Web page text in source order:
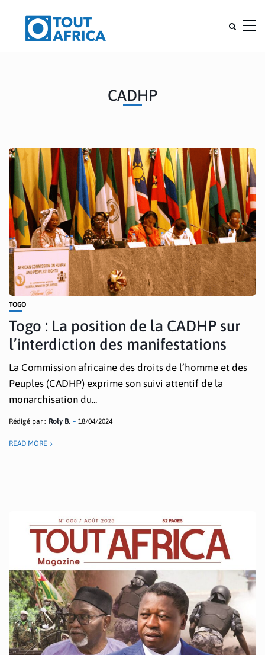
CADHP
TOGO
Togo : La position de la CADHP sur
l’interdiction des manifestations
La Commission africaine des droits de l’homme et des
Peuples (CADHP) exprime son suivi attentif de la
monarchisation du...
Rédigé par : Roly B. 18/04/2024
READ MORE